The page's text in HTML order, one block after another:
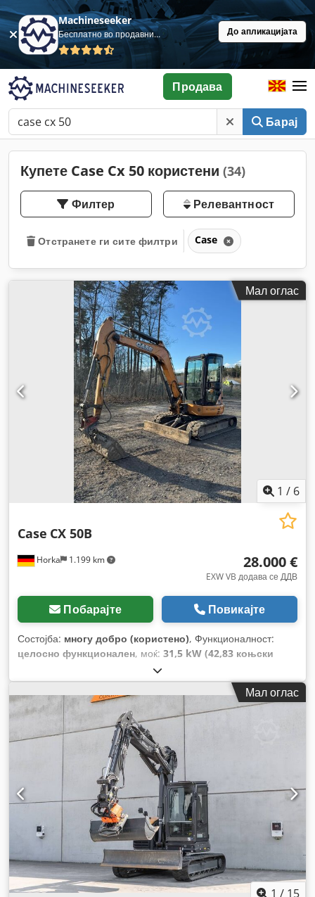
Machineseeker
Бесплатно во продавница До апликацијата
Барај
Продава
Купете Case Cx 50 користени (34)
Филтер Релевантност
Отстранете ги сите филтри Case
Мал оглас
1 / 6
Horka 1.199 km
Case CX 50B
28.000 €
EXW VB додава се ДДВ
Побарајте Повикајте
Состојба: многу добро (користено), Функционалност:
целосно функционален, моќ: 31,5 kW (42,83 коњски
, боја:
тежина:4.945 кг, состојба на синџирот:60 процент, Година
на изградба:2012, работни часови:4.490 h, Опрема:
кабина
Мал оглас
1 / 15